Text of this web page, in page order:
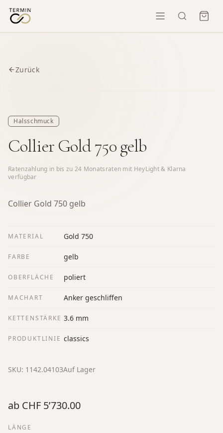
Zurück
Halsschmuck
Collier Gold 750 gelb
Ratenzahlung in bis zu 24 Monatsraten mit HeyLight & Klarna
verfügbar
Collier Gold 750 gelb
MATERIAL Gold 750
FARBE gelb
OBERFLÄCHE poliert
MACHART Anker geschliffen
KETTENSTÄRKE 3.6 mm
PRODUKTLINIE classics
SKU: 1142.04103Auf Lager
ab CHF 5’730.00
LÄNGE